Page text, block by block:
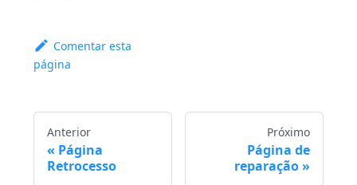
Comentar esta
página
Anterior
Página
Retrocesso
Próximo
Página de
reparação